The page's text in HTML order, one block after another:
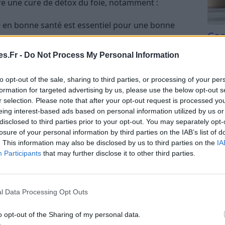
- Do Not Process My Personal Information
opt-out of the sale, sharing to third parties, or processing of your
for targeted advertising by us, please use the below opt-out
selection. Please note that after your opt-out request is processed
interest-based ads based on personal information utilized by us
to third parties prior to your opt-out. You may separately
of your personal information by third parties on the IAB’s list of
This information may also be disclosed by us to third parties on the
Participants that may further disclose it to other third parties.
Data Processing Opt Outs
opt-out of the Sharing of my personal data.
une cure de détox du foie, notamment :
en bonne santé est essentiel pour une bonne
peut entraîner de la fatigue. Une cure de
et la vitalité.
rôle important dans le métabolisme des graisses.
du poids en améliorant la fonction
: le foie est un élément important du système
peut aider àrenforcer le système immunitaireet
peut avoir un impact négatif sur l’humeur.
l’humeur et à réduire le stress.
mal
symptômes peuvent apparaitre.
Tri
du